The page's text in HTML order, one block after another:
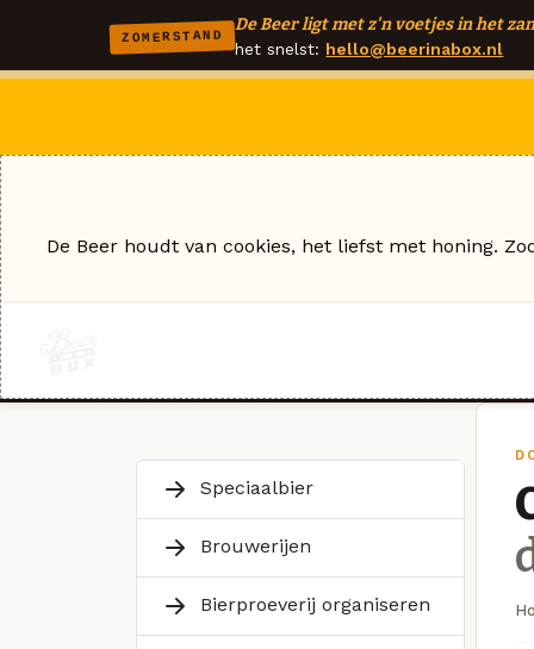
ZOMERSTAND
De Beer ligt met z'n voetjes in het
het snelst: hello@beerinabox.nl
Speciaalbier
Brouwerijen
Bierproeverij organiseren
De Beer houdt van cookies, het liefst met honing.